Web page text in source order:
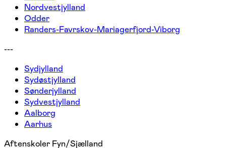
Nordvestjylland
Odder
Randers-Favrskov-Mariagerfjord-Viborg
---
Sydjylland
Sydøstjylland
Sønderjylland
Sydvestjylland
Aalborg
Aarhus
Aftenskoler Fyn/Sjælland